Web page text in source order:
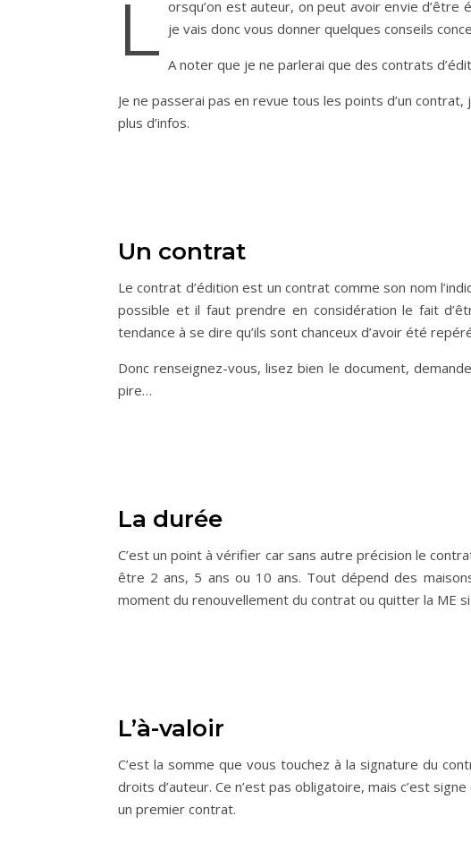
L orsqu’on est auteur, on peut avoir envie d’être
je vais donc vous donner quelques conseils
A noter que je ne parlerai que des contrats
Je ne passerai pas en revue tous les points d’un
plus d’infos.
Un contrat
Le contrat d’édition est un contrat comme son nom
possible et il faut prendre en considération le fait
tendance à se dire qu’ils sont chanceux d’avoir été
Donc renseignez-vous, lisez bien le document,
pire…
La durée
C’est un point à vérifier car sans autre précision le
être 2 ans, 5 ans ou 10 ans. Tout dépend des
moment du renouvellement du contrat ou quitter la ME
L’à-valoir
C’est la somme que vous touchez à la signature du
droits d’auteur. Ce n’est pas obligatoire, mais c’est
un premier contrat.